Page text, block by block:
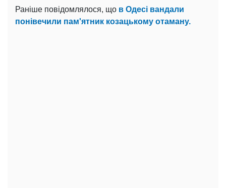
Раніше повідомлялося, що в Одесі вандали
понівечили пам'ятник козацькому отаману.